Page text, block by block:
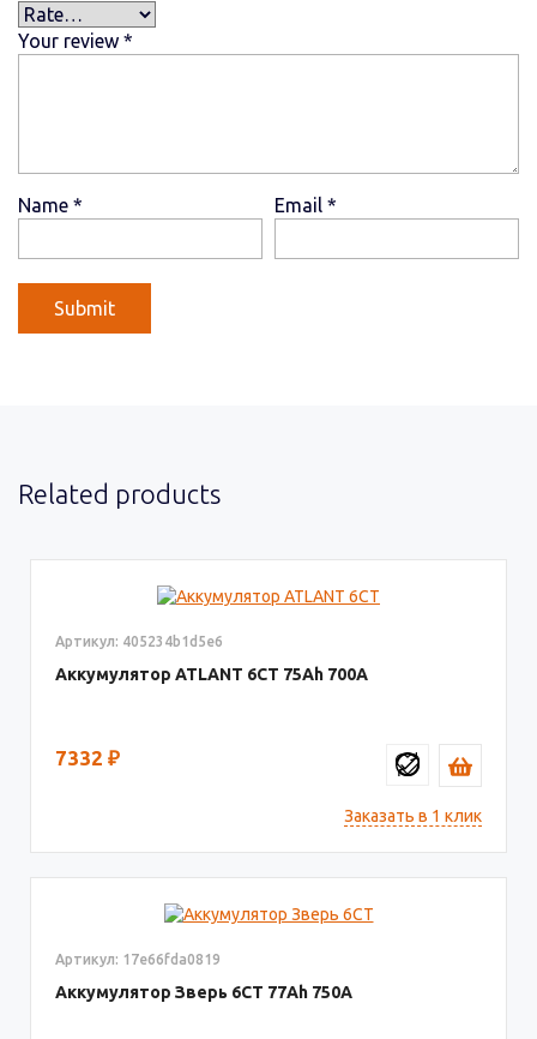
Your review *
Name * Email *
Related products
Артикул: 405234b1d5e6
Аккумулятор ATLANT 6СТ 75 700
7332 ₽
Заказать в 1 клик
Артикул: 17e66fda0819
Аккумулятор Зверь 6СТ 77 750